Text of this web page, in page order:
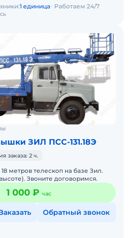
1 единица Работаем 24/7
ЗИЛ ПСС-131.18Э
заказа: 2 ч.
метров телескоп на базе Зил.
Любые работы на высоте). Звоните договоримся.
1 000 ₽ час
Обратный звонок